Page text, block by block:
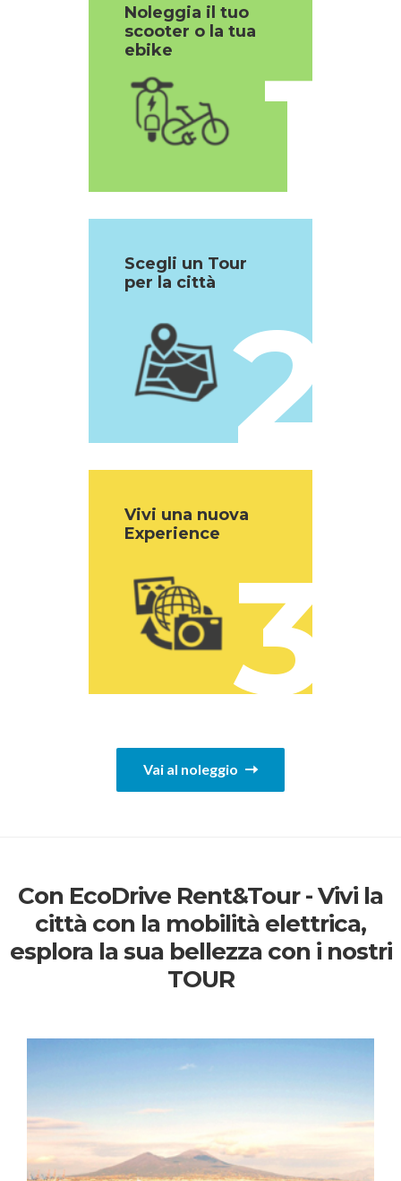
1
Noleggia il tuo
scooter o la tua
ebike
2
Scegli un Tour
per la città
3
Vivi una nuova
Experience
Vai al noleggio
Con EcoDrive Rent&Tour - Vivi la
città con la mobilità elettrica,
esplora la sua bellezza con i nostri
TOUR